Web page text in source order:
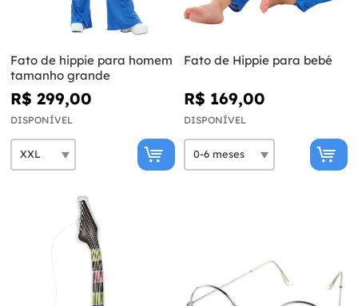
Fato de hippie para homem
tamanho grande
R$ 299,00
DISPONÍVEL
Fato de Hippie para bebé
R$ 169,00
DISPONÍVEL